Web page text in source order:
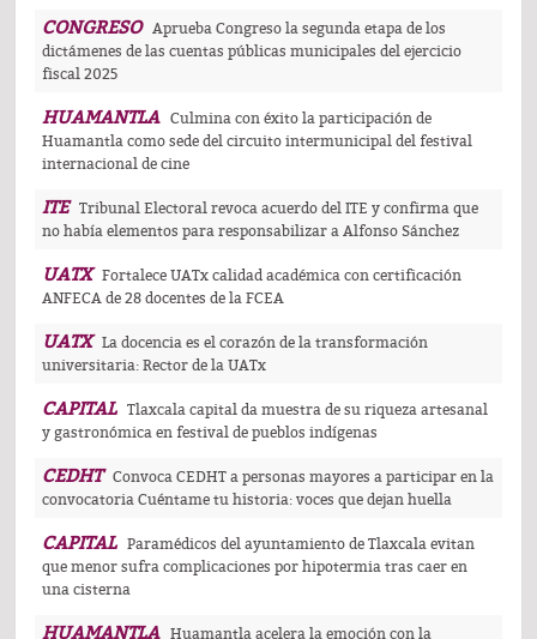
CONGRESO
Aprueba Congreso la segunda etapa de los
dictámenes de las cuentas públicas municipales del ejercicio
fiscal 2025
HUAMANTLA
Culmina con éxito la participación de
Huamantla como sede del circuito intermunicipal del festival
internacional de cine
ITE
Tribunal Electoral revoca acuerdo del ITE y confirma que
no había elementos para responsabilizar a Alfonso Sánchez
UATX
Fortalece UATx calidad académica con certificación
ANFECA de 28 docentes de la FCEA
UATX
La docencia es el corazón de la transformación
universitaria: Rector de la UATx
CAPITAL
Tlaxcala capital da muestra de su riqueza artesanal
y gastronómica en festival de pueblos indígenas
CEDHT
Convoca CEDHT a personas mayores a participar en la
convocatoria Cuéntame tu historia: voces que dejan huella
CAPITAL
Paramédicos del ayuntamiento de Tlaxcala evitan
que menor sufra complicaciones por hipotermia tras caer en
una cisterna
HUAMANTLA Huamantla acelera la emoción con la